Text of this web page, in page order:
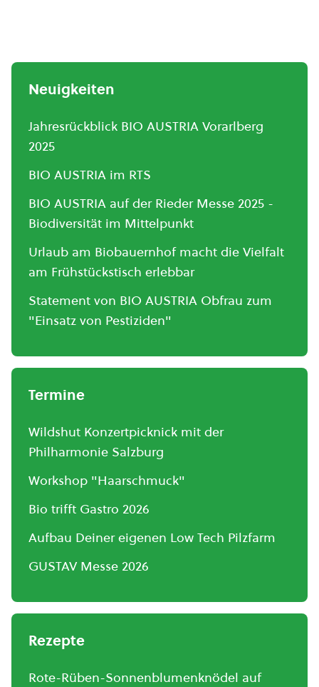
Neuigkeiten
Jahresrückblick BIO AUSTRIA Vorarlberg
2025
BIO AUSTRIA im RTS
BIO AUSTRIA auf der Rieder Messe 2025 -
Biodiversität im Mittelpunkt
Urlaub am Biobauernhof macht die Vielfalt
am Frühstückstisch erlebbar
Statement von BIO AUSTRIA Obfrau zum
"Einsatz von Pestiziden"
Termine
Wildshut Konzertpicknick mit der
Philharmonie Salzburg
Workshop "Haarschmuck"
Bio trifft Gastro 2026
Aufbau Deiner eigenen Low Tech Pilzfarm
GUSTAV Messe 2026
Rezepte
Rote-Rüben-Sonnenblumenknödel auf